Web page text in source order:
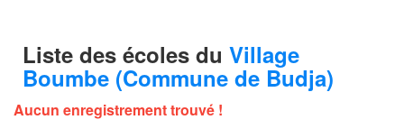
Liste des écoles du Village
Boumbe (Commune de Budja)
Aucun enregistrement trouvé !